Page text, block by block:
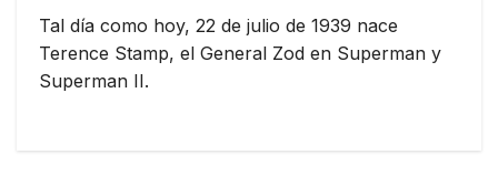
Tal día como hoy, 22 de julio de 1939 nace
Terence Stamp, el General Zod en Superman y
Superman II.